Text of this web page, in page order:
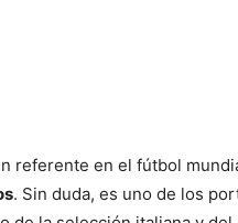
referente en el fútbol
. Sin duda, es uno de los